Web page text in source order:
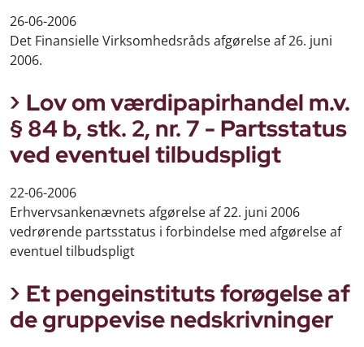
26-06-2006
Det Finansielle Virksomhedsråds afgørelse af 26. juni
2006.
Lov om værdipapirhandel m.v.
§ 84 b, stk. 2, nr. 7 - Partsstatus
ved eventuel tilbudspligt
22-06-2006
Erhvervsankenævnets afgørelse af 22. juni 2006
vedrørende partsstatus i forbindelse med afgørelse af
eventuel tilbudspligt
Et pengeinstituts forøgelse af
de gruppevise nedskrivninger